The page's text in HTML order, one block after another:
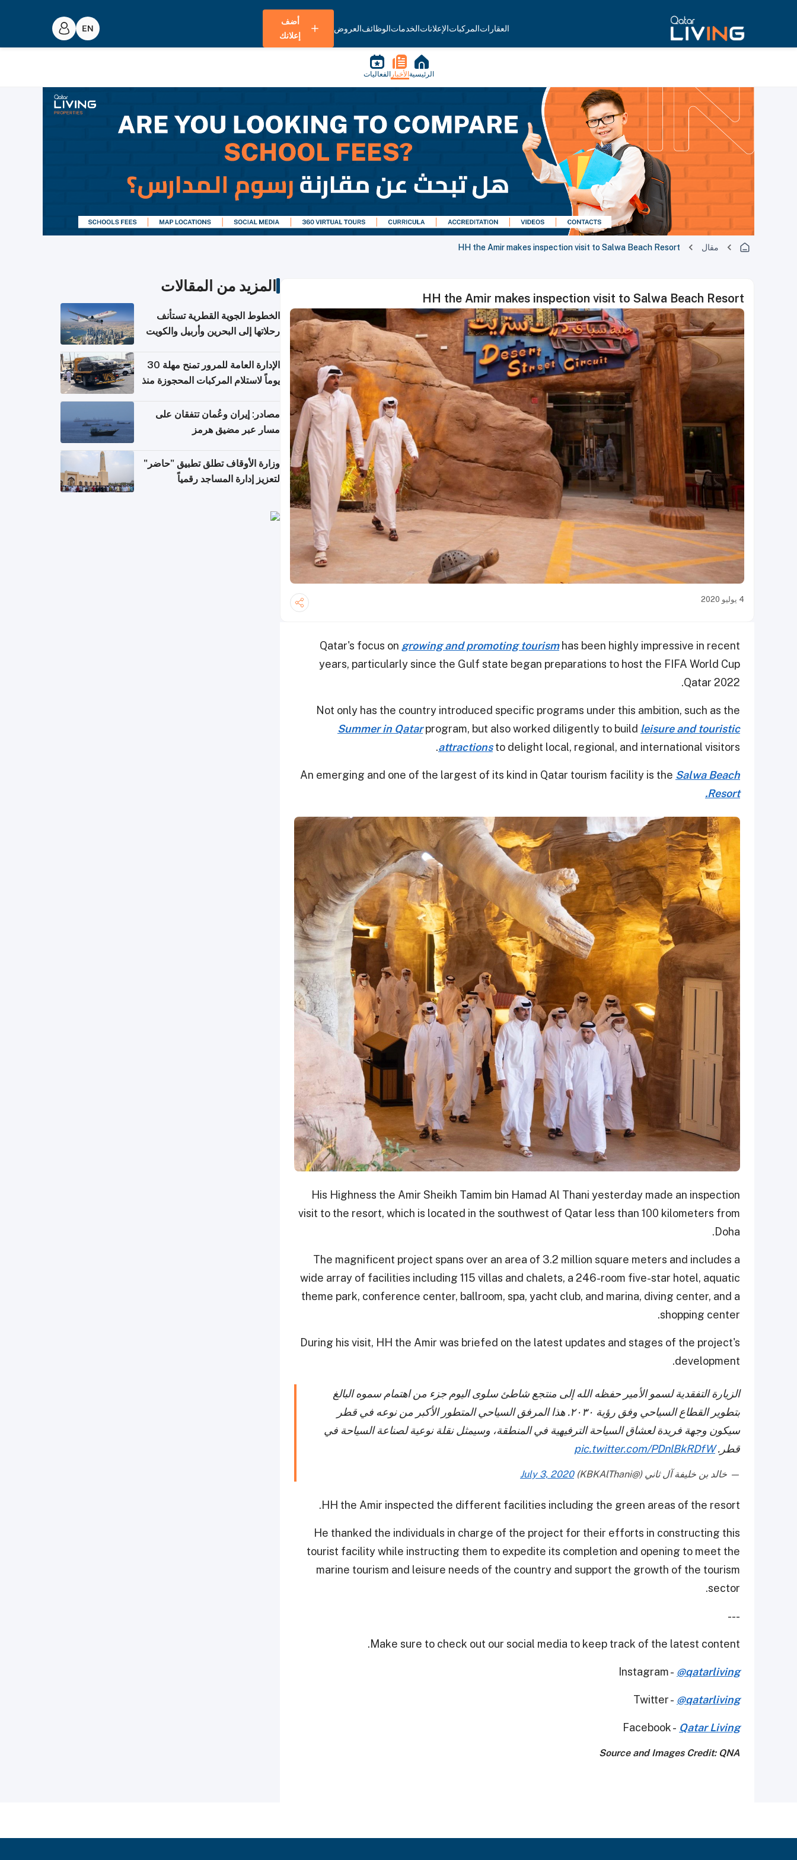
العقاراتالمركباتالإعلاناتالخدماتالوظائفالعروض
أضف
إعلانك
الرئيسية الأخبار الفعاليات
مقال HH the Amir makes inspection visit to Salwa Beach Resort
HH the Amir makes inspection visit to Salwa Beach Resort
4 يوليو 2020
Qatar's focus on growing and promoting tourismhas been highly impressive in recent
years, particularly since the Gulf state began preparations to host the FIFA World Cup
Qatar 2022.
Not only has the country introduced specific programs under this ambition, such as the
Summer in Qatarprogram, but also worked diligently to build leisure and touristic
attractionsto delight local, regional, and international visitors.
An emerging and one of the largest of its kind in Qatar tourism facility is the Salwa Beach
Resort.
His Highness the Amir Sheikh Tamim bin Hamad Al Thani yesterday made an inspection
visit to the resort, which is located in the southwest of Qatar less than 100 kilometers from
Doha.
The magnificent project spans over an area of 3.2 million square meters and includes a
wide array of facilities including 115 villas and chalets, a 246-room five-star hotel, aquatic
theme park, conference center, ballroom, spa, yacht club, and marina, diving center, and a
shopping center.
During his visit, HH the Amir was briefed on the latest updates and stages of the project's
development.
الزيارة التفقدية لسمو الأمير حفظه الله إلى منتجع شاطئ سلوى اليوم جزء من اهتمام سموه البالغ
بتطوير القطاع السياحي وفق رؤية ٢٠٣٠. هذا المرفق السياحي المتطور الأكبر من نوعه في قطر
سيكون وجهة فريدة لعشاق السياحة الترفيهية في المنطقة، وسيمثل نقلة نوعية لصناعة السياحة في
قطر.pic.twitter.com/PDnlBkRDfW
— خالد بن خليفة آل ثاني (@KBKAlThani) July 3, 2020
HH the Amir inspected the different facilities including the green areas of the resort.
He thanked the individuals in charge of the project for their efforts in constructing this
tourist facility while instructing them to expedite its completion and opening to meet the
marine tourism and leisure needs of the country and support the growth of the tourism
sector.
---
Make sure to check out our social media to keep track of the latest content.
Instagram - @qatarliving
Twitter - @qatarliving
Facebook - Qatar Living
Source and Images Credit: QNA
المزيد من المقالات
الخطوط الجوية القطرية تستأنف
رحلاتها إلى البحرين وأربيل والكويت
الإدارة العامة للمرور تمنح مهلة 30
يوماً لاستلام المركبات المحجوزة منذ
مصادر: إيران وعُمان تتفقان على
مسار عبر مضيق هرمز
وزارة الأوقاف تطلق تطبيق "حاضر"
لتعزيز إدارة المساجد رقمياً